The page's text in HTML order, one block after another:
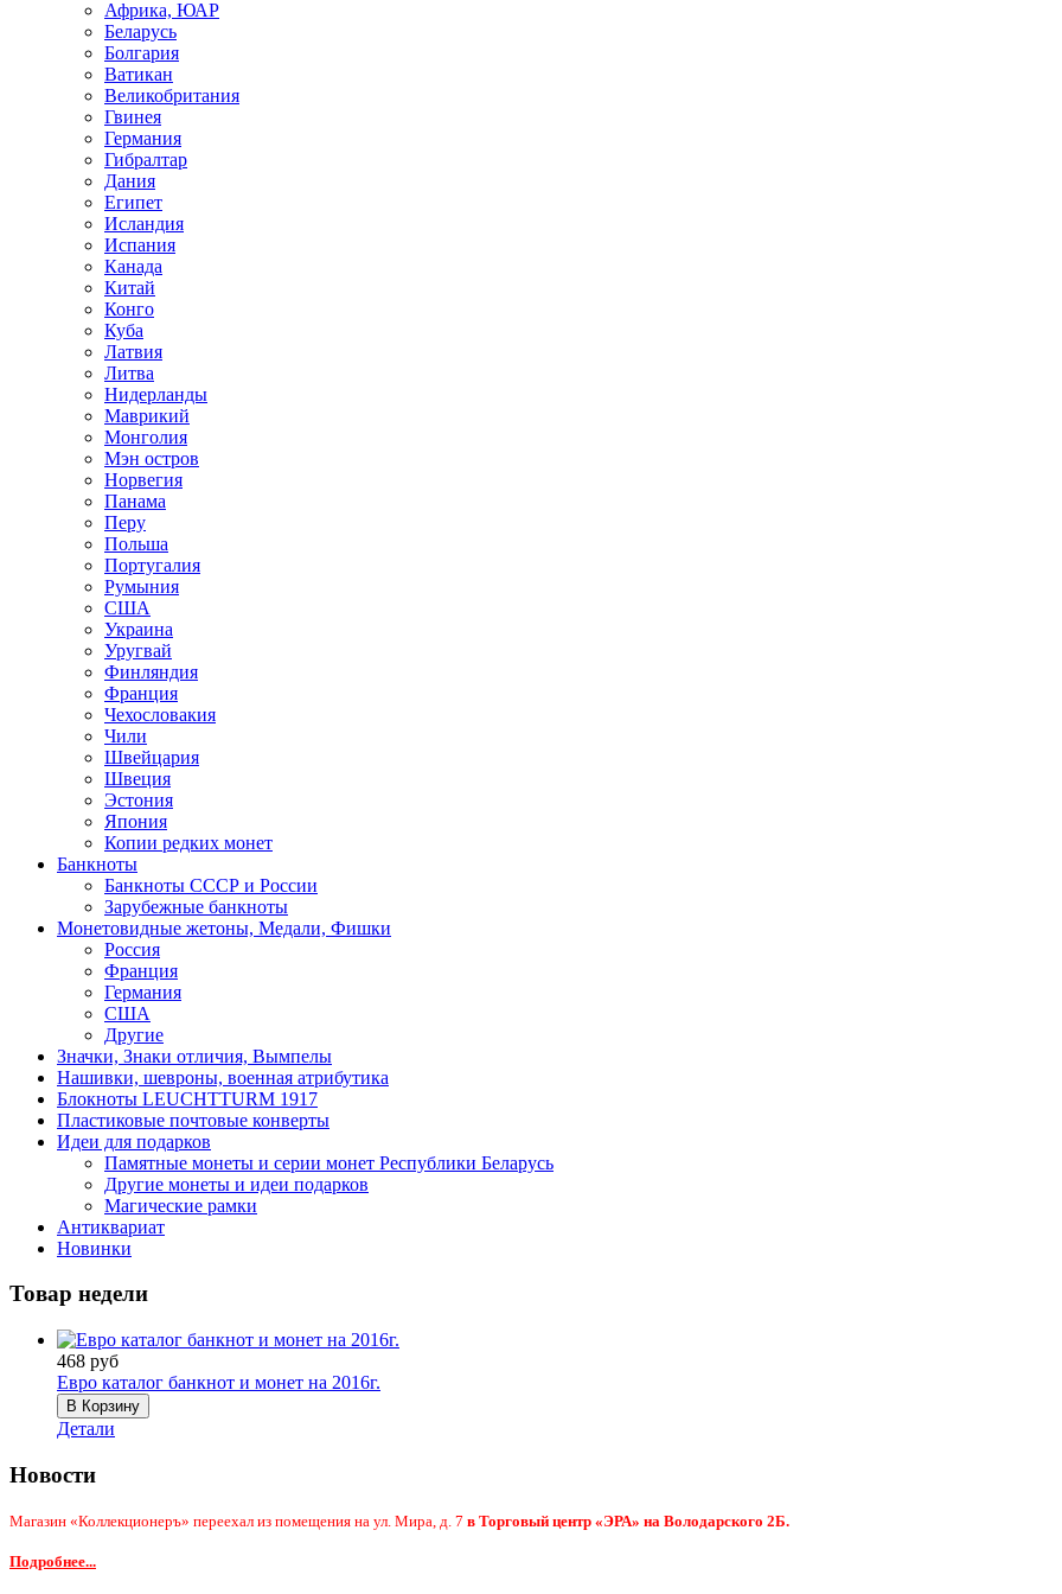
Африка, ЮАР
Беларусь
Болгария
Ватикан
Великобритания
Гвинея
Германия
Гибралтар
Дания
Египет
Исландия
Испания
Канада
Китай
Конго
Куба
Латвия
Литва
Нидерланды
Маврикий
Монголия
Мэн остров
Норвегия
Панама
Перу
Польша
Португалия
Румыния
США
Украина
Уругвай
Финляндия
Франция
Чехословакия
Чили
Швейцария
Швеция
Эстония
Япония
Копии редких монет
Банкноты
Банкноты СССР и России
Зарубежные банкноты
Монетовидные жетоны, Медали, Фишки
Россия
Франция
Германия
США
Другие
Значки, Знаки отличия, Вымпелы
Нашивки, шевроны, военная атрибутика
Блокноты LEUCHTTURM 1917
Пластиковые почтовые конверты
Идеи для подарков
Памятные монеты и серии монет Республики Беларусь
Другие монеты и идеи подарков
Магические рамки
Антиквариат
Новинки
Товар недели
468 руб
Евро каталог банкнот и монет на 2016г.
Детали
Новости
Магазин «Коллекционеръ» переехал из помещения на ул. Мира, д. 7 в Торговый центр «ЭРА» на Володарского 2Б.
Подробнее...